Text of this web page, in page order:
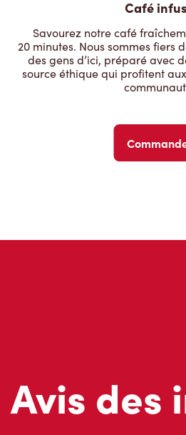
Café
Savourez notre café
20 minutes. Nous sommes fiers
des gens d’ici, préparé avec
source éthique qui profitent
Avis des